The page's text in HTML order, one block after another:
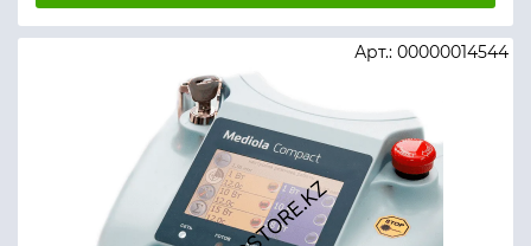
Арт.: 00000014544